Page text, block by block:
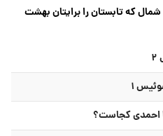
که تابستان را برایتان بهشت
احمدی کجاست؟